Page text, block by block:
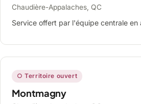
Chaudière-Appalaches, QC
Service offert par l'équipe centrale
○ Territoire ouvert
Montmagny